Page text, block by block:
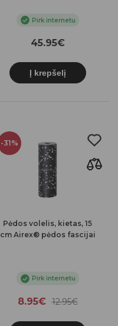
Pirk internetu
45.95€
Į krepšelį
-31%
Pėdos volelis, kietas, 15
cm Airex® pėdos fascijai
Pirk internetu
8.95€ 12.95€